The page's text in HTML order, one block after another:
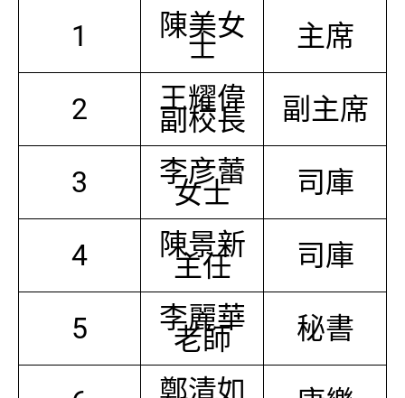
1
陳美女
士 主席
2 王耀偉
副校長 副主席
3 李彦蕾
女士 司庫
4 陳景新
主任 司庫
5 李麗華
老師 秘書